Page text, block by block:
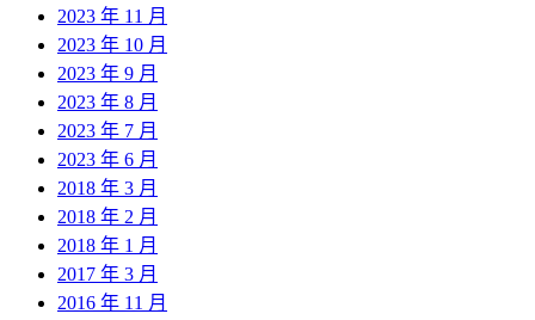
2023 年 11 月
2023 年 10 月
2023 年 9 月
2023 年 8 月
2023 年 7 月
2023 年 6 月
2018 年 3 月
2018 年 2 月
2018 年 1 月
2017 年 3 月
2016 年 11 月